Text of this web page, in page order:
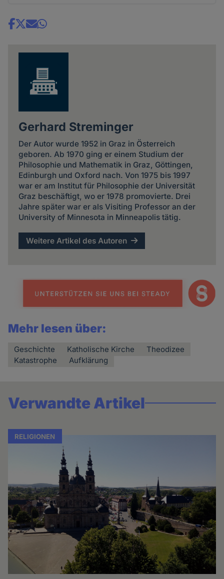
Share
Gerhard Streminger
Der Autor wurde 1952 in Graz in Österreich
geboren. Ab 1970 ging er einem Studium der
Philosophie und Mathematik in Graz, Göttingen,
Edinburgh und Oxford nach. Von 1975 bis 1997
war er am Institut für Philosophie der Universität
Graz beschäftigt, wo er 1978 promovierte. Drei
Jahre später war er als Visiting Professor an der
University of Minnesota in Minneapolis tätig.
Weitere Artikel des Autoren
Mehr lesen über:
Geschichte Katholische Kirche
Theodizee
Katastrophe
Aufklärung
Verwandte Artikel
RELIGIONEN